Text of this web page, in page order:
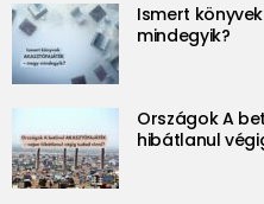
Ismert
mindegyik?
Országok A
hibátlanul